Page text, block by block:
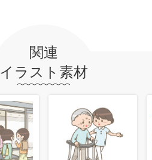
関連
イラスト素材